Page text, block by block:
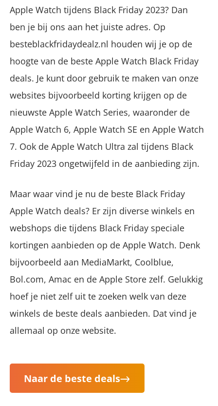
Apple Watch tijdens Black Friday 2023? Dan
ben je bij ons aan het juiste adres. Op
besteblackfridaydealz.nl houden wij je op de
hoogte van de beste Apple Watch Black Friday
deals. Je kunt door gebruik te maken van onze
websites bijvoorbeeld korting krijgen op de
nieuwste Apple Watch Series, waaronder de
Apple Watch 6, Apple Watch SE en Apple Watch
7. Ook de Apple Watch Ultra zal tijdens Black
Friday 2023 ongetwijfeld in de aanbieding zijn.
Maar waar vind je nu de beste Black Friday
Apple Watch deals? Er zijn diverse winkels en
webshops die tijdens Black Friday speciale
kortingen aanbieden op de Apple Watch. Denk
bijvoorbeeld aan MediaMarkt, Coolblue,
Bol.com, Amac en de Apple Store zelf. Gelukkig
hoef je niet zelf uit te zoeken welk van deze
winkels de beste deals aanbieden. Dat vind je
allemaal op onze website.
Naar de beste deals